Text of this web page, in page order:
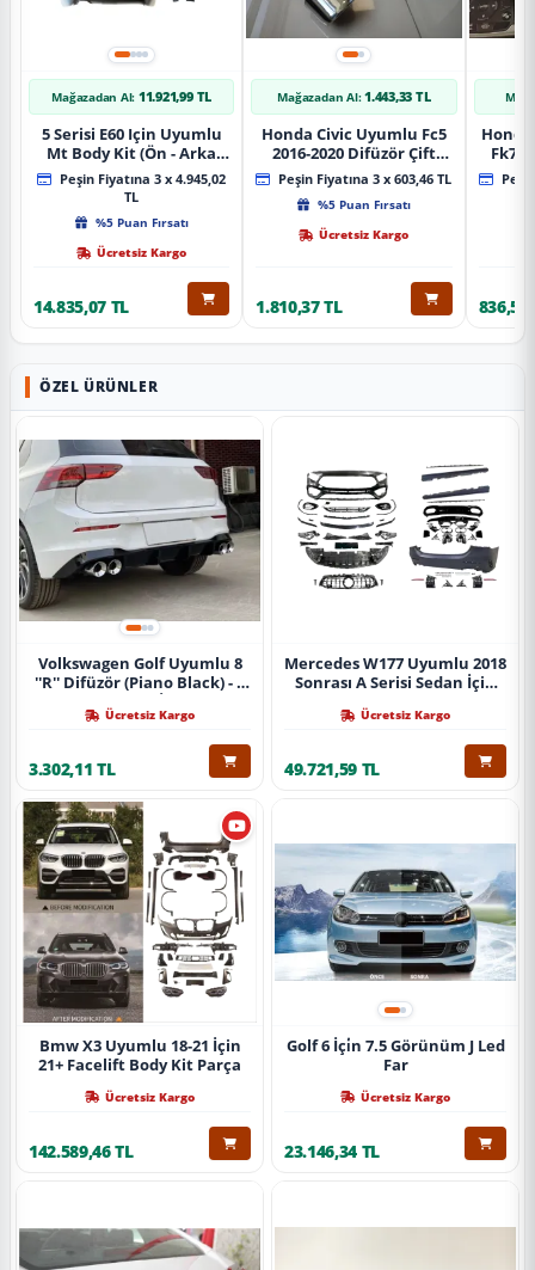
Mağazadan Al: 11.921,99 TL
5 Serisi E60 Için Uyumlu
Mt Body Kit (Ön - Arka
Tampon -Marspiyel )
Peşin Fiyatına 3 x 4.945,02
TL
%5 Puan Fırsatı
Ücretsiz Kargo
14.835,07 TL
Mağazadan Al: 1.443,33 TL
Honda Civic Uyumlu Fc5
2016-2020 Difüzör Çift
Çıkış İçin Egzoz Seti
Peşin Fiyatına 3 x 603,46 TL
%5 Puan Fırsatı
Ücretsiz Kargo
1.810,37 TL
Fk7
836,51
ÖZEL ÜRÜNLER
Volkswagen Golf Uyumlu 8
''R'' Difüzör (Piano Black) - 4
Paket İçin)
Ücretsiz Kargo
3.302,11 TL
Mercedes W177 Uyumlu 2018
Sonrası A Serisi Sedan İçin
Tamponlu Set)
Ücretsiz Kargo
49.721,59 TL
Bmw X3 Uyumlu 18-21 İçin
21+ Facelift Body Kit Parça
Ücretsiz Kargo
142.589,46 TL
Golf 6 İçi̇n 7.5 Görünüm J Led
Far
Ücretsiz Kargo
23.146,34 TL